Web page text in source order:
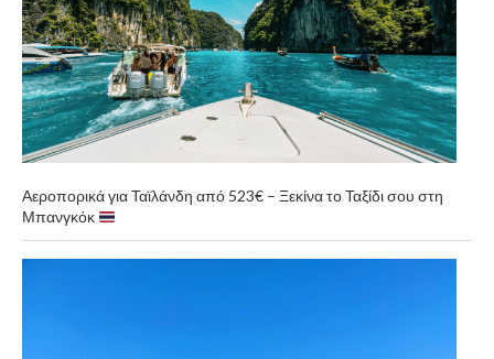
Αεροπορικά για Ταϊλάνδη από 523€ – Ξεκίνα το Ταξίδι σου στη
Μπανγκόκ